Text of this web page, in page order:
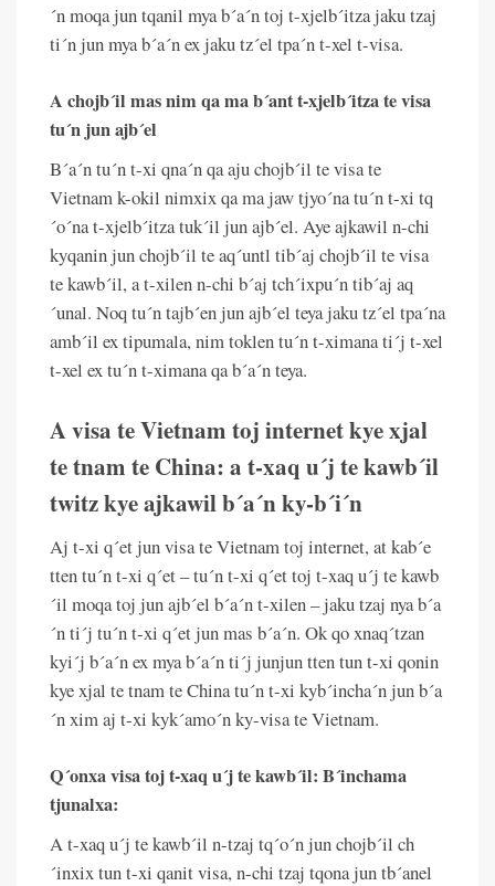
´n moqa jun tqanil mya b´a´n toj t-xjelb´itza jaku tzaj
ti´n jun mya b´a´n ex jaku tz´el tpa´n t-xel t-visa.
A chojb´il mas nim qa ma b´ant t-xjelb´itza te visa
tu´n jun ajb´el
B´a´n tu´n t-xi qna´n qa aju chojb´il te visa te
Vietnam k-okil nimxix qa ma jaw tjyo´na tu´n t-xi tq
´o´na t-xjelb´itza tuk´il jun ajb´el. Aye ajkawil n-chi
kyqanin jun chojb´il te aq´untl tib´aj chojb´il te visa
te kawb´il, a t-xilen n-chi b´aj tch´ixpu´n tib´aj aq
´unal. Noq tu´n tajb´en jun ajb´el teya jaku tz´el tpa´na
amb´il ex tipumala, nim toklen tu´n t-ximana ti´j t-xel
t-xel ex tu´n t-ximana qa b´a´n teya.
A visa te Vietnam toj internet kye xjal
te tnam te China: a t-xaq u´j te kawb´il
twitz kye ajkawil b´a´n ky-b´i´n
Aj t-xi q´et jun visa te Vietnam toj internet, at kab´e
tten tu´n t-xi q´et – tu´n t-xi q´et toj t-xaq u´j te kawb
´il moqa toj jun ajb´el b´a´n t-xilen – jaku tzaj nya b´a
´n ti´j tu´n t-xi q´et jun mas b´a´n. Ok qo xnaq´tzan
kyi´j b´a´n ex mya b´a´n ti´j junjun tten tun t-xi qonin
kye xjal te tnam te China tu´n t-xi kyb´incha´n jun b´a
´n xim aj t-xi kyk´amo´n ky-visa te Vietnam.
Q´onxa visa toj t-xaq u´j te kawb´il: B´inchama
tjunalxa:
A t-xaq u´j te kawb´il n-tzaj tq´o´n jun chojb´il ch
´inxix tun t-xi qanit visa, n-chi tzaj tqona jun tb´anel